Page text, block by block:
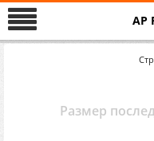
AP
Размер